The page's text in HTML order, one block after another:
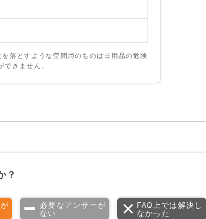
落とすような空間用のものは日用品の危険
きません。
？
必要なアンサーが
ない
FAQ上では解決し
なかった